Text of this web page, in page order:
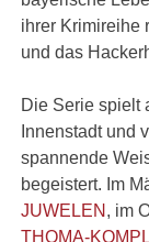
ihrer Krimireihe
und das
Die Serie spielt
Innenstadt und
spannende
begeistert. Im
JUWELEN , im
THOMA-